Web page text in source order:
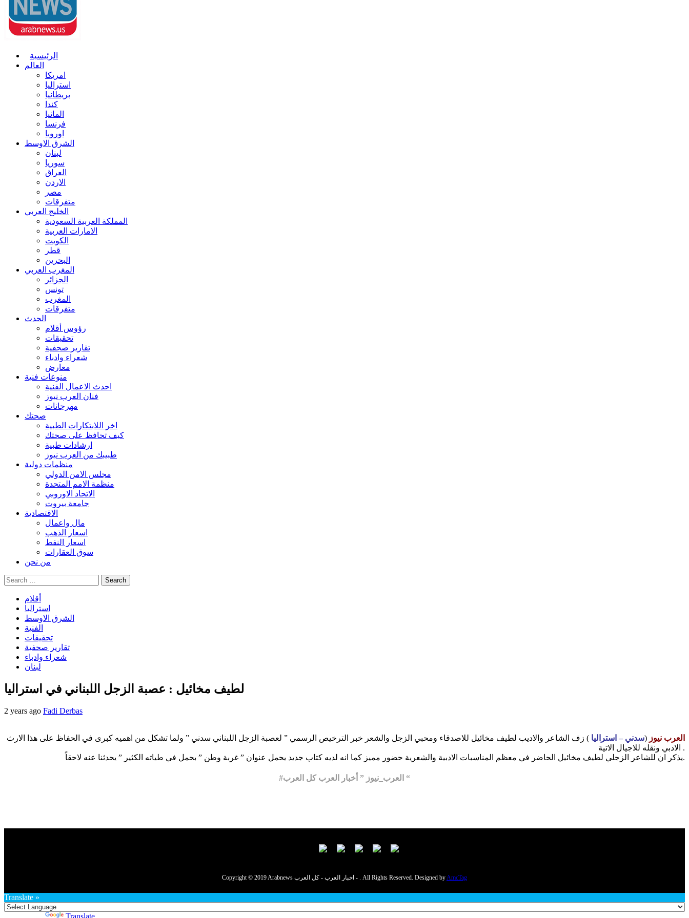
الرئيسية
العالم
امريكا
استراليا
بريطانيا
كندا
المانيا
فرنسا
اوروبا
الشرق الاوسط
لبنان
سوريا
العراق
الاردن
مصر
متفرقات
الخليج العربي
المملكة العربية السعودية
الامارات العربية
الكويت
قطر
البحرين
المغرب العربي
الجزائر
تونس
المغرب
متفرقات
الحدث
رؤوس أقلام
تحقيقات
تقارير صحفية
شعراء وادباء
معارض
منوعات فنية
احدث الاعمال الفنية
فنان العرب نيوز
مهرجانات
صحتك
اخر اللابتكارات الطبية
كيف تحافظ على صحتك
ارشادات طبية
طبيبك من العرب نيوز
منظمات دولية
مجلس الامن الدولي
منظمة الامم المتحدة
الاتحاد الاوروبي
جامعة بيروت
الاقتصادية
مال واعمال
اسعار الذهب
اسعار النفط
سوق العقارات
من نحن
Search
for:
أقلام
استراليا
الشرق الاوسط
الفنية
تحقيقات
تقارير صحفية
شعراء وادباء
لبنان
لطيف مخائيل : عصبة الزجل اللبناني في استراليا
2 years ago Fadi Derbas
العرب نيوز (سدني – استراليا ) زف الشاعر والاديب لطيف مخائيل للاصدقاء ومحبي الزجل والشعر خبر الترخيص الرسمي ” لعصبة الزجل اللبناني سدني ” ولما تشكل من اهميه كبرى في الحفاظ على هذا الارث
الادبي ونقله للاجيال الاتية .
يذكر ان للشاعر الزجلي لطيف مخائيل الحاضر في معظم المناسبات الادبية والشعرية حضور مميز كما انه لديه كتاب جديد يحمل عنوان ” غربة وطن ” بحمل في طياته الكثير ” يحدثنا عنه لاحقاً.
#العرب_نيوز ” أخبار العرب كل العرب “
Copyright © 2019 Arabnews اخبار العرب - كل العرب - . All Rights Reserved. Designed byAmcTag
Translate »